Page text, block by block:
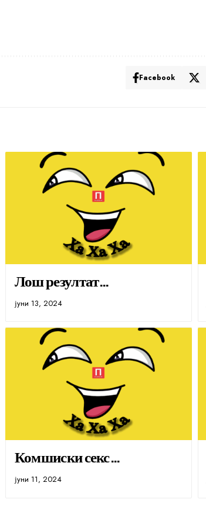
Facebook
Лош резултат…
јуни 13, 2024
Комшиски секс…
јуни 11, 2024